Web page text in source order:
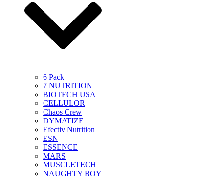
6 Pack
7 NUTRITION
BIOTECH USA
CELLULOR
Chaos Crew
DYMATIZE
Efectiv Nutrition
ESN
ESSENCE
MARS
MUSCLETECH
NAUGHTY BOY